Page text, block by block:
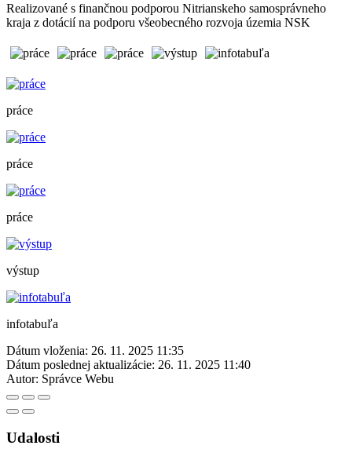
Realizované s finančnou podporou Nitrianskeho samosprávneho
kraja z dotácií na podporu všeobecného rozvoja územia NSK
práce
práce
práce
výstup
infotabuľa
Dátum vloženia: 26. 11. 2025 11:35
Dátum poslednej aktualizácie: 26. 11. 2025 11:40
Autor: Správce Webu
Udalosti